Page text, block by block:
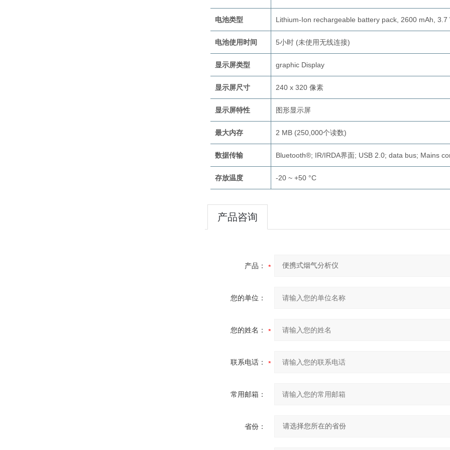
电池类型 Lithium-Ion rechargeable battery pack, 2600 mAh, 3.7
电池使用时间 5小时 (未使用无线连接)
显示屏类型 graphic Display
显示屏尺寸 240 x 320 像素
显示屏特性 图形显示屏
最大内存 2 MB (250,000个读数)
数据传输 Bluetooth®; IR/IRDA界面; USB 2.0; data bus; Mains
存放温度 -20 ~ +50 °C
产品咨询
产品：
您的单位：
您的姓名：
联系电话：
常用邮箱：
省份：